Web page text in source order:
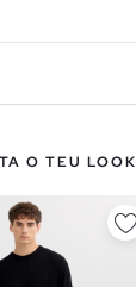
O TEU LOOK